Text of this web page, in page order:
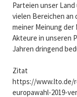
Parteien unser
vielen Bereichen an
meiner Meinung
Akteure in unseren
Jahren dringend
Zitat
https://www.lto.de/
europawahl-2019-